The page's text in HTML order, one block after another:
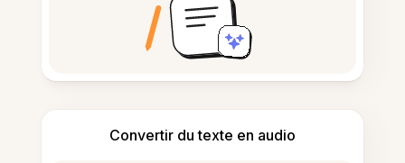
Convertir du texte en audio